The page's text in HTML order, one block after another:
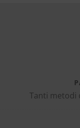
Tanti metodi